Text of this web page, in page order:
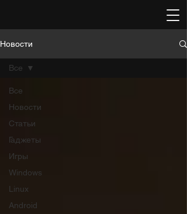
Новости
Все
Новости
Статьи
Гаджеты
Игры
Windows
Linux
Android
Все